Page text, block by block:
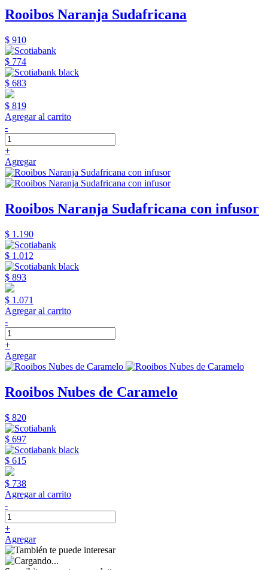
Rooibos Naranja Sudafricana
$ 910
$ 774
$ 683
$ 819
Agregar al carrito
-
+
Agregar
Rooibos Naranja Sudafricana con infusor
$ 1.190
$ 1.012
$ 893
$ 1.071
Agregar al carrito
-
+
Agregar
Rooibos Nubes de Caramelo
$ 820
$ 697
$ 615
$ 738
Agregar al carrito
-
+
Agregar